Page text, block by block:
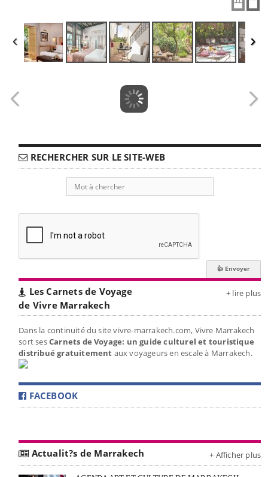
RECHERCHER SUR LE SITE-WEB
Les Carnets de Voyage
de Vivre Marrakech
+ lire plus
Dans la continuité du site vivre-marrakech.com, Vivre Marrakech
sort sesCarnets de Voyage: un guide culturel et touristique
distribué gratuitement aux voyageurs en escale à Marrakech.
FACEBOOK
Actualit?s de Marrakech + Afficher plus